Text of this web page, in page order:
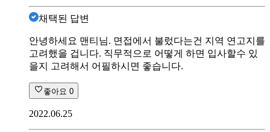
채택된 답변
안녕하세요 맨티님. 면접에서 불렀다는건 지역 연고지를
고려했을 겁니다. 직무적으로 어떻게 하면 입사할수 있
을지 고려해서 어필하시면 좋습니다.
좋아요 0
2022.06.25